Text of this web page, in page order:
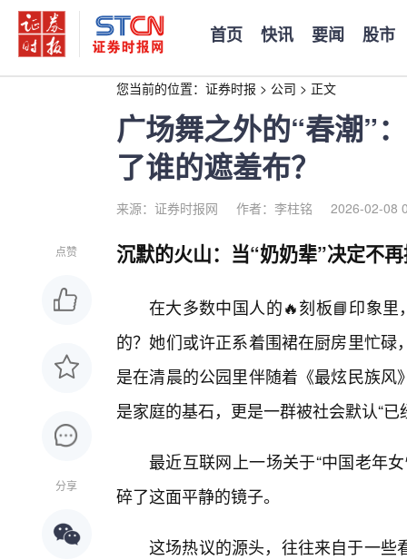
首页 快讯 要闻 股市
您当前的位置： 证券时报 > 公司 > 正文
广场舞之外的“春潮”
了谁的遮羞布？
来源：证券时报网 作者：李柱铭 2026-02-08
点赞
分享
沉默的火山：当“奶奶辈”决定不
在大多数中国人的🔥刻板📘印象里
的？她们或许正系着围裙在厨房里忙
是在清晨的公园里伴随着《最炫民族
是家庭的基石，更是一群被社会默认“已
最近互联网上一场关于“中国老年
碎了这面平静的镜子。
这场热议的源头，往往来自于一些